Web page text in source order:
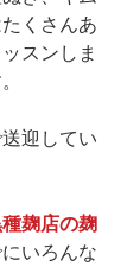
くさんあ
スンしま
迎してい
麹店の麹
にいろんな